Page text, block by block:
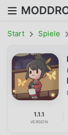
Start Spiele
1.1.1
VERSION